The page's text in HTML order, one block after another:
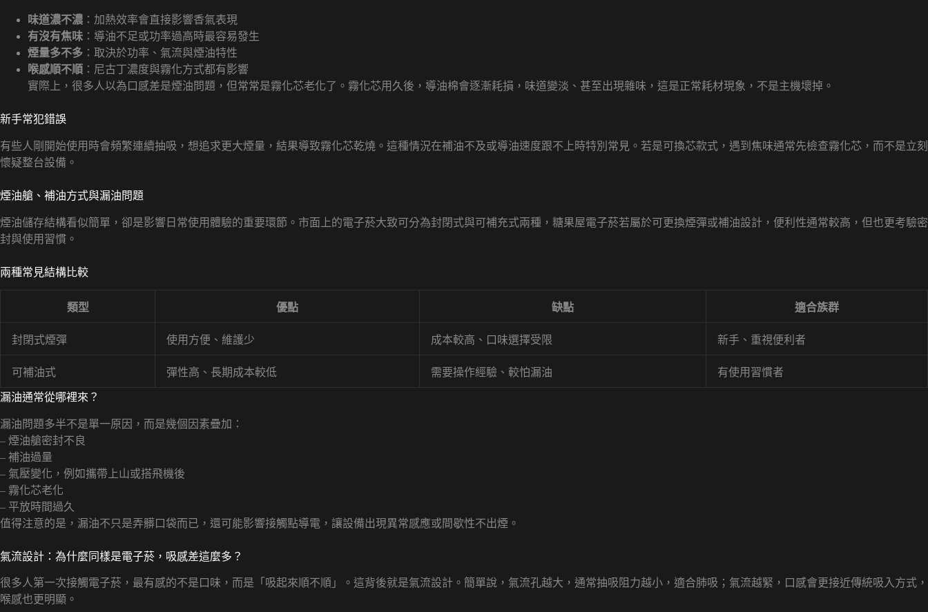
味道濃不濃 ：加熱效率會直接影響香氣表現
有沒有焦味 ：導油不足或功率過高時最容易發生
煙量多不多 ：取決於功率、氣流與煙油特性
喉感順不順 ：尼古丁濃度與霧化方式都有影響
實際上，很多人以為口感差是煙油問題，但常常是霧化芯老化了。霧化芯用久後，導油棉會逐漸耗損，味道變淡、甚至出現雜味，這是正常耗材現象，不是主機壞掉。
新手常犯錯誤
有些人剛開始使用時會頻繁連續抽吸，想追求更大煙量，結果導致霧化芯乾燒。這種情況在補油不及或導油速度跟不上時特別常見。若是可換芯款式，遇到焦味通常先檢查霧化芯，而不是立刻
懷疑整台設備。
煙油艙、補油方式與漏油問題
煙油儲存結構看似簡單，卻是影響日常使用體驗的重要環節。市面上的電子菸大致可分為封閉式與可補充式兩種，糖果屋電子菸若屬於可更換煙彈或補油設計，便利性通常較高，但也更考驗密
封與使用習慣。
兩種常見結構比較
類型 優點 缺點 適合族群
封閉式煙彈 使用方便、維護少 成本較高、口味選擇受限 新手、重視便利者
可補油式 彈性高、長期成本較低 需要操作經驗、較怕漏油 有使用習慣者
漏油通常從哪裡來？
漏油問題多半不是單一原因，而是幾個因素疊加：
– 煙油艙密封不良
– 補油過量
– 氣壓變化，例如攜帶上山或搭飛機後
– 霧化芯老化
– 平放時間過久
值得注意的是，漏油不只是弄髒口袋而已，還可能影響接觸點導電，讓設備出現異常感應或間歇性不出煙。
氣流設計：為什麼同樣是電子菸，吸感差這麼多？
很多人第一次接觸電子菸，最有感的不是口味，而是「吸起來順不順」。這背後就是氣流設計。簡單說，氣流孔越大，通常抽吸阻力越小，適合肺吸；氣流越緊，口感會更接近傳統吸入方式，
喉感也更明顯。